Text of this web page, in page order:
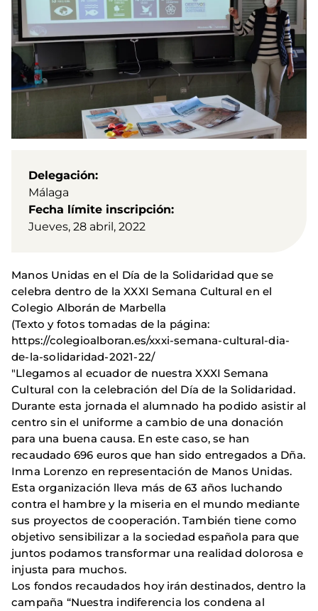
Delegación
Málaga
Fecha límite inscripción
Jueves, 28 abril, 2022
Manos Unidas en el Día de la Solidaridad que se
celebra dentro de la XXXI Semana Cultural en el
Colegio Alborán de Marbella
(Texto y fotos tomadas de la página:
https://colegioalboran.es/xxxi-semana-cultural-dia-
de-la-solidaridad-2021-22/
"Llegamos al ecuador de nuestra XXXI Semana
Cultural con la celebración del Día de la Solidaridad.
Durante esta jornada el alumnado ha podido asistir al
centro sin el uniforme a cambio de una donación
para una buena causa. En este caso, se han
recaudado 696 euros que han sido entregados a Dña.
Inma Lorenzo en representación de Manos Unidas.
Esta organización lleva más de 63 años luchando
contra el hambre y la miseria en el mundo mediante
sus proyectos de cooperación. También tiene como
objetivo sensibilizar a la sociedad española para que
juntos podamos transformar una realidad dolorosa e
injusta para muchos.
Los fondos recaudados hoy irán destinados, dentro la
campaña “Nuestra indiferencia los condena al